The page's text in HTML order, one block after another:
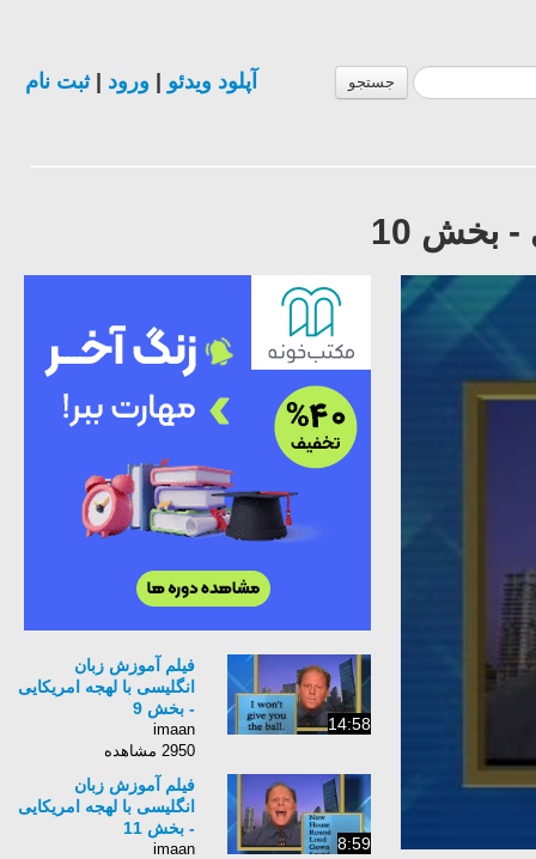
جستجو آپلود ویدئو ورود |ثبت نام
بخش 10
14:58
فیلم آموزش زبان
انگلیسی با لهجه امریکایی
- بخش 9
imaan
2950 مشاهده
8:59
فیلم آموزش زبان
انگلیسی با لهجه امریکایی
- بخش 11
imaan